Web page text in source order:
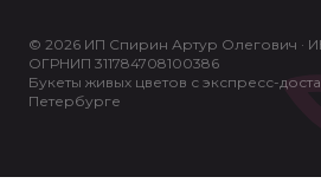
© 2026 ИП Спирин Артур Олегович ·
ОГРНИП 311784708100386
Букеты живых цветов с экспресс-
Петербурге